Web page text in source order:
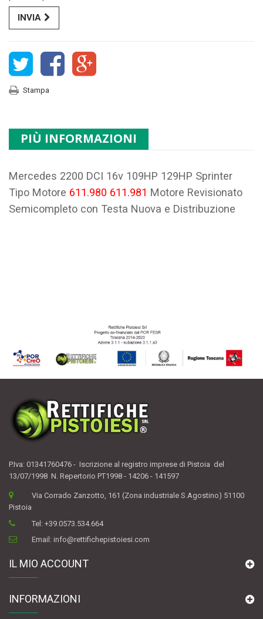
INVIA
Stampa
PIÙ INFORMAZIONI
Mercedes 2200 DCI 16v 109HP 129HP Sprinter
Tipo Motore 611.980 611.981 Motore Revisionato
Semicompleto con Testa Nuova e Distribuzione
P.Iva: 01341760476 - Iscrizione al registro imprese di Pistoia del
13/07/1998 N. Repertorio PT1998 - 14206 - 141597
Via Corrado Zanzotto, 161 (Zona industriale S.Agostino) 51100
Pistoia
Tel:+39.0573.534.664
Email:info@rettifichepistoiesi.com
IL MIO ACCOUNT
INFORMAZIONI